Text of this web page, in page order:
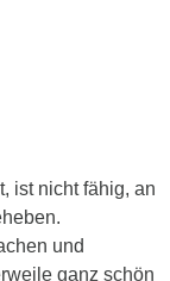
ist nicht fähig, an
und
ganz schön